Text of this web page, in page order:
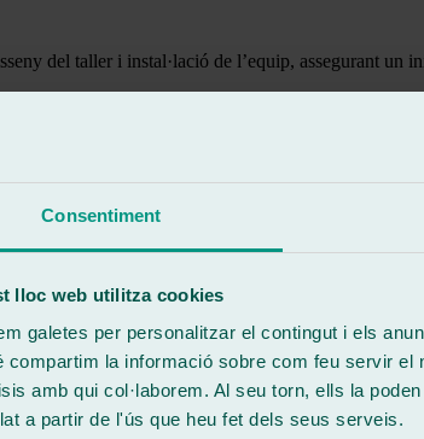
Consentiment
lloc web utilitza cookies
galetes per personalitzar el contingut i els
compartim la informació sobre com feu servir
amb qui col·laborem. Al seu torn, ells la
a partir de l'ús que heu fet dels seus serveis.
del taller i instal·lació de l’equip, assegurant un
el rendiment del teu negoci, juntament amb
objectius.
en un sector en auge.